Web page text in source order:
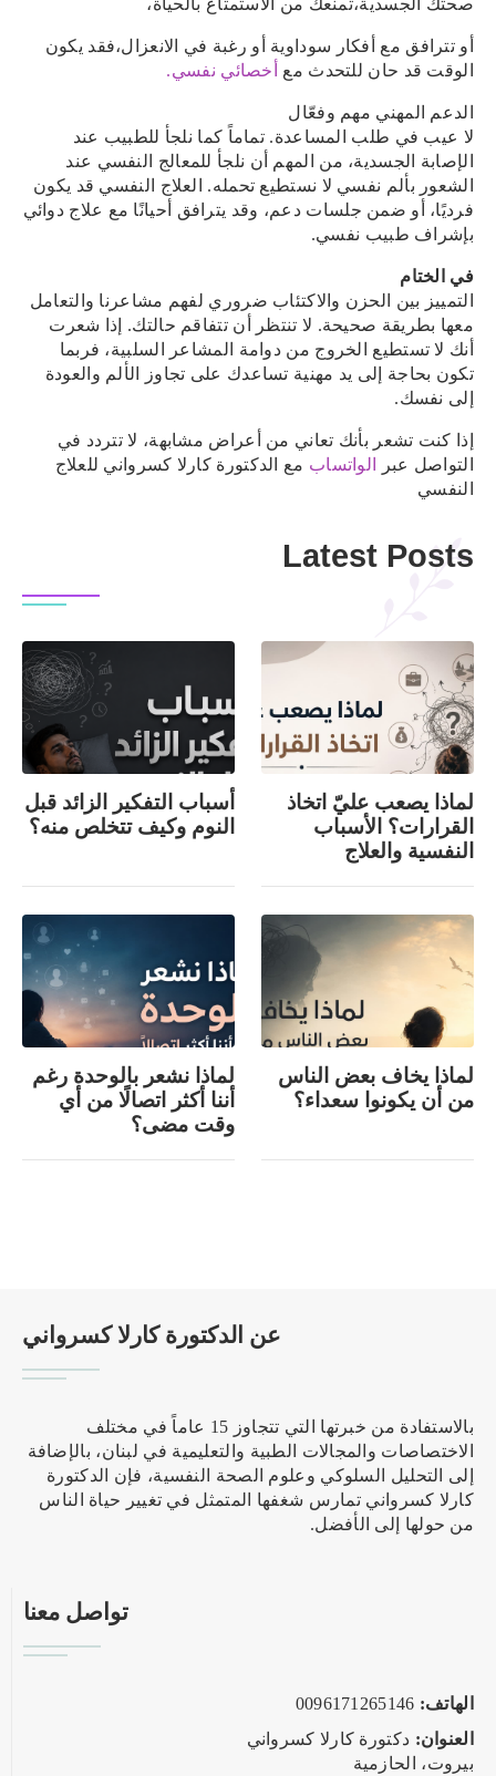
صحتك الجسدية،تمنعك من الاستمتاع بالحياة،
أو تترافق مع أفكار سوداوية أو رغبة في الانعزال،فقد يكون
الوقت قد حان للتحدث مع
أخصائي نفسي.
الدعم المهني مهم وفعّال
لا عيب في طلب المساعدة. تماماً كما نلجأ للطبيب عند
الإصابة الجسدية، من المهم أن نلجأ للمعالج النفسي عند
الشعور بألم نفسي لا نستطيع تحمله. العلاج النفسي قد يكون
فرديًا، أو ضمن جلسات دعم، وقد يترافق أحيانًا مع علاج دوائي
بإشراف طبيب نفسي.
في الختام
التمييز بين الحزن والاكتئاب ضروري لفهم مشاعرنا والتعامل
معها بطريقة صحيحة. لا تنتظر أن تتفاقم حالتك. إذا شعرت
أنك لا تستطيع الخروج من دوامة المشاعر السلبية، فربما
تكون بحاجة إلى يد مهنية تساعدك على تجاوز الألم والعودة
إلى نفسك.
إذا كنت تشعر بأنك تعاني من أعراض مشابهة، لا تتردد في
التواصل عبر
الواتساب مع الدكتورة كارلا كسرواني للعلاج
النفسي
Latest Posts
لماذا يصعب عليّ اتخاذ
القرارات؟ الأسباب
النفسية والعلاج
أسباب التفكير الزائد قبل
النوم وكيف تتخلص منه؟
لماذا يخاف بعض الناس
من أن يكونوا سعداء؟
لماذا نشعر بالوحدة رغم
أننا أكثر اتصالًا من أي
وقت مضى؟
عن الدكتورة كارلا كسرواني
بالاستفادة من خبرتها التي تتجاوز 15 عاماً في مختلف
الاختصاصات والمجالات الطبية والتعليمية في لبنان، بالإضافة
إلى التحليل السلوكي وعلوم الصحة النفسية، فإن الدكتورة
كارلا كسرواني تمارس شغفها المتمثل في تغيير حياة الناس
من حولها إلى الأفضل.
تواصل معنا
الهاتف:
العنوان: دكتورة كارلا كسرواني
بيروت، الحازمية